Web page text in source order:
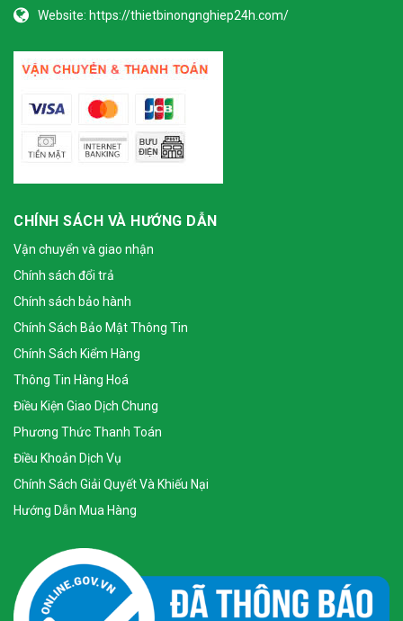
Website: https://thietbinongnghiep24h.com/
CHÍNH SÁCH VÀ HƯỚNG DẪN
Vận chuyển và giao nhận
Chính sách đổi trả
Chính sách bảo hành
Chính Sách Bảo Mật Thông Tin
Chính Sách Kiểm Hàng
Thông Tin Hàng Hoá
Điều Kiện Giao Dịch Chung
Phương Thức Thanh Toán
Điều Khoản Dịch Vụ
Chính Sách Giải Quyết Và Khiếu Nại
Hướng Dẫn Mua Hàng